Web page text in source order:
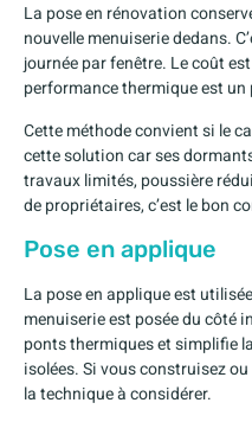
La pose en rénovation
nouvelle menuiserie dedans.
journée par fenêtre. Le coût
performance thermique est un
Cette méthode convient si le
cette solution car ses
travaux limités, poussière
de propriétaires, c’est le bon
Pose en applique
La pose en applique est
menuiserie est posée du côté
ponts thermiques et simplifie
isolées. Si vous construisez
la technique à considérer.